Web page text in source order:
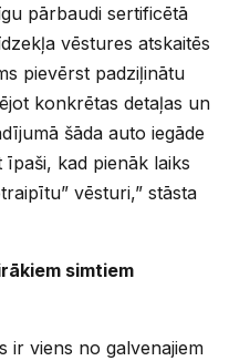
pārbaudi sertificētā
vēstures atskaitēs
pievērst padziļinātu
konkrētas detaļas un
šāda auto iegāde
kad pienāk laiks
vēsturi,” stāsta
simtiem
ir viens no galvenajiem